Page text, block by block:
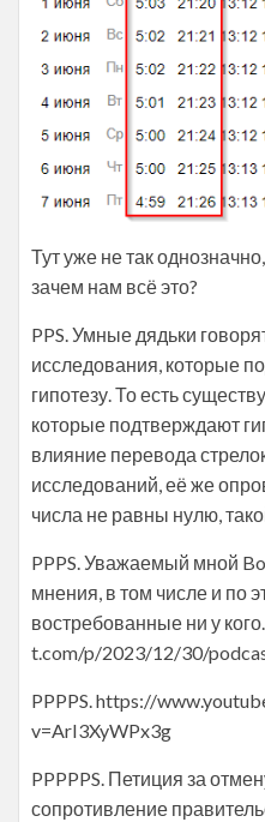
Тут уже не так
зачем нам всё это?
PPS. Умные дядьки
исследования, которые
гипотезу. То есть
которые подтверждают
влияние перевода
исследований, её же
числа не равны нулю,
PPPS. Уважаемый мной
мнения, в том числе и по
востребованные ни у
t.com/p/2023/12/30/
PPPPS. https://
v=ArI3XyWPx3g
PPPPPS. Петиция за
сопротивление